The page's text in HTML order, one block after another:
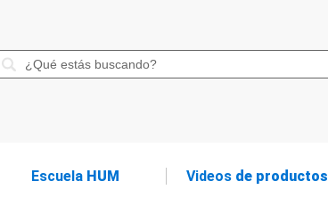
Escuela HUM Videosde productos